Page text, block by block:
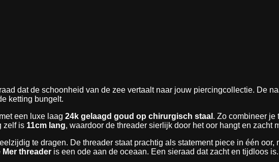
t
t
€
2
a
a
n
a
dat de schoonheid van de zee vertaalt naar jouw piercingcollectie. De
ketting bungelt.
een luxe laag 24k gelaagd goud op chirurgisch staal . Zo combineer je
zelf is 11cm lang, waardoor de threader sierlijk door het oor hangt en zacht
te dragen. De threader staat prachtig als statement piece in één oor,
Mer threaderis een ode aan de oceaan. Een sieraad dat zacht en tijdloos